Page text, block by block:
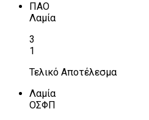
ΠΑΟ
Λαμία
3
1
Τελικό Αποτέλεσμα
Λαμία
ΟΣΦΠ